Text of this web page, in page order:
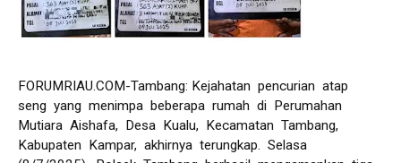
FORUMRIAU.COM-Tambang: Kejahatan pencurian atap
seng yang menimpa beberapa rumah di Perumahan
Mutiara Aishafa, Desa Kualu, Kecamatan Tambang,
Kabupaten Kampar, akhirnya terungkap. Selasa